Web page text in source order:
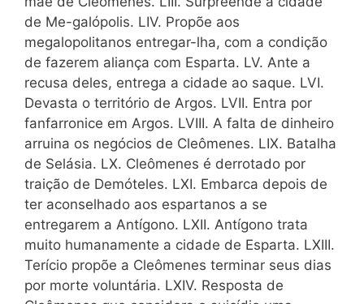
de Me-galópolis. LIV. Propõe aos
megalopolitanos entregar-lha, com a condição
de fazerem aliança com Esparta. LV. Ante a
recusa deles, entrega a cidade ao saque. LVI.
Devasta o território de Argos. LVII. Entra por
fanfarronice em Argos. LVIII. A falta de dinheiro
arruina os negócios de Cleômenes. LIX. Batalha
de Selásia. LX. Cleômenes é derrotado por
traição de Demóteles. LXI. Embarca depois de
ter aconselhado aos espartanos a se
entregarem a Antígono. LXII. Antígono trata
muito humanamente a cidade de Esparta. LXIII.
Terício propõe a Cleômenes terminar seus dias
por morte voluntária. LXIV. Resposta de